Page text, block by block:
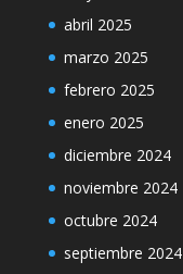
abril 2025
marzo 2025
febrero 2025
enero 2025
diciembre 2024
noviembre 2024
octubre 2024
septiembre 2024